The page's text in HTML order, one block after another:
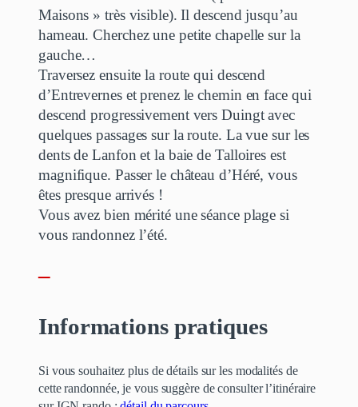
Maisons » très visible). Il descend jusqu’au
hameau. Cherchez une petite chapelle sur la
gauche…
Traversez ensuite la route qui descend
d’Entrevernes et prenez le chemin en face qui
descend progressivement vers Duingt avec
quelques passages sur la route. La vue sur les
dents de Lanfon et la baie de Talloires est
magnifique. Passer le château d’Héré, vous
êtes presque arrivés !
Vous avez bien mérité une séance plage si
vous randonnez l’été.
–
Informations pratiques
Si vous souhaitez plus de détails sur les modalités de
cette randonnée, je vous suggère de consulter l’itinéraire